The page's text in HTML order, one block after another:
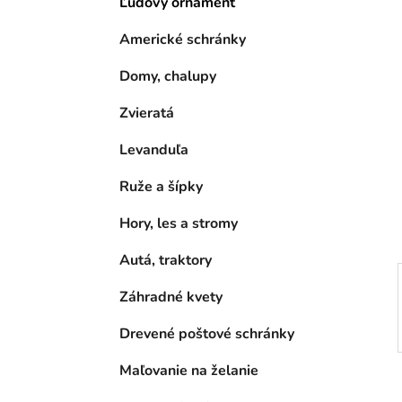
Americké schránky
Domy, chalupy
Zvieratá
Levanduľa
Ruže a šípky
Hory, les a stromy
Autá, traktory
Záhradné kvety
Drevené poštové schránky
Maľovanie na želanie